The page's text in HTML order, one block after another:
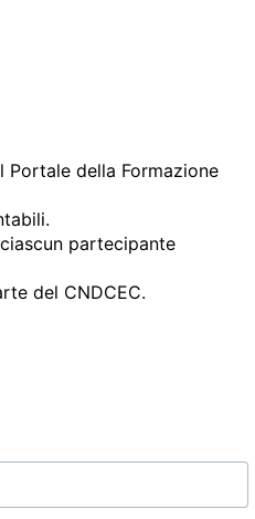
della Formazione
partecipante
del CNDCEC.